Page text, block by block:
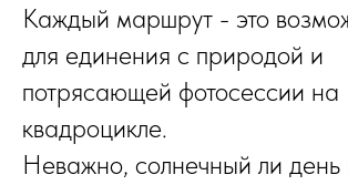
Каждый маршрут - это
для единения с природой и
потрясающей фотосессии на
квадроцикле.
Неважно, солнечный ли день